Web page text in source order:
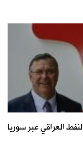
العراقي عبر سوريا